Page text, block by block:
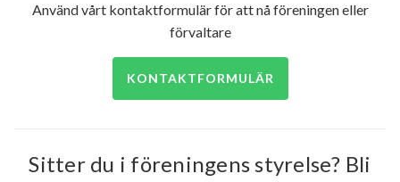
Använd vårt kontaktformulär för att nå föreningen eller
förvaltare
KONTAKTFORMULÄR
Sitter du i föreningens styrelse? Bli